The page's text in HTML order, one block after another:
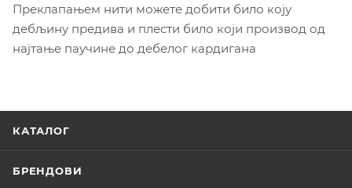
Преклапањем нити можете добити било коју
дебљину предива и плести било који производ од
најтање паучине до дебелог кардигана
КАТАЛОГ
БРЕНДОВИ